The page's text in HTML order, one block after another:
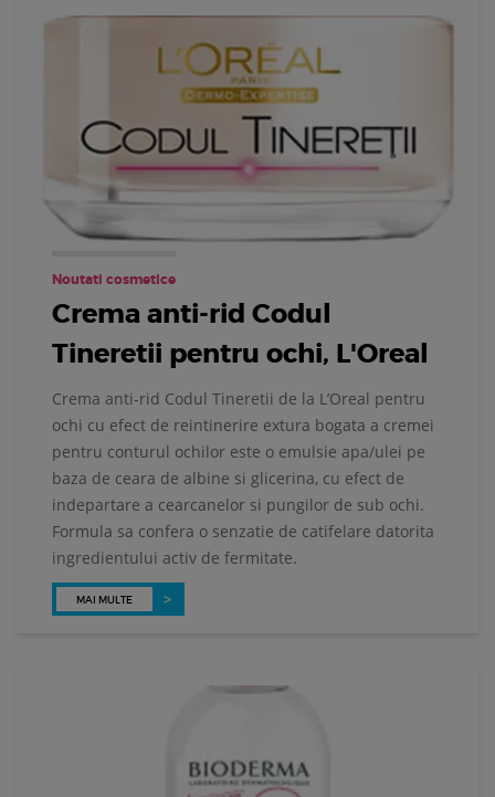
Noutati cosmetice
Crema anti-rid Codul
Tineretii pentru ochi, L'Oreal
Crema anti-rid Codul Tineretii de la L’Oreal pentru
ochi cu efect de reintinerire extura bogata a cremei
pentru conturul ochilor este o emulsie apa/ulei pe
baza de ceara de albine si glicerina, cu efect de
indepartare a cearcanelor si pungilor de sub ochi.
Formula sa confera o senzatie de catifelare datorita
ingredientului activ de fermitate.
MAI MULTE